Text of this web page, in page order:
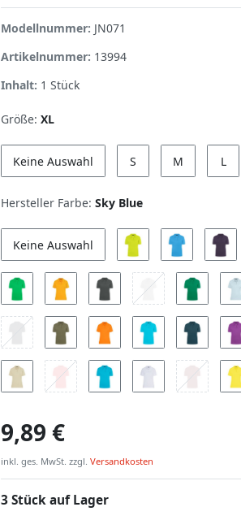
Modellnummer: JN071
Artikelnummer: 13994
Inhalt: 1 Stück
Größe: XL
Keine Auswahl S M L
Hersteller Farbe: Sky Blue
Keine Auswahl
9,89 €
inkl. ges. MwSt. zzgl. Versandkosten
3 Stück auf Lager